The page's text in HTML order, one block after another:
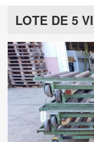
LOTE DE 5